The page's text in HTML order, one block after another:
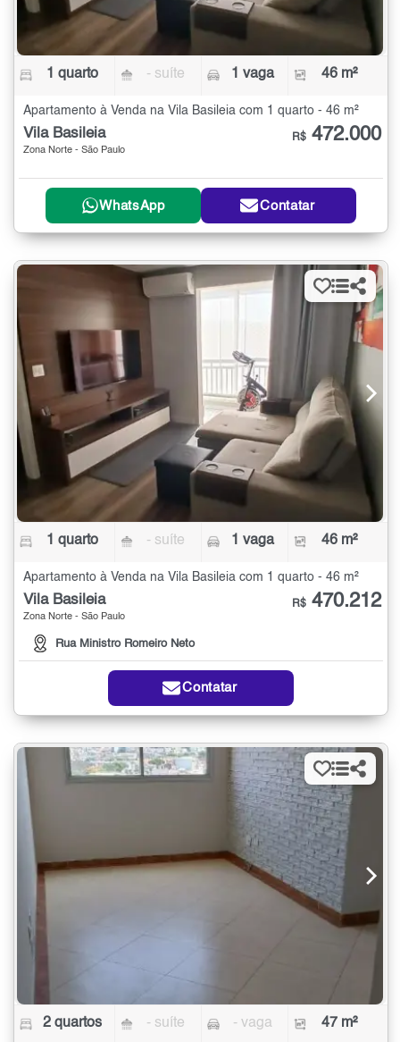
1 quarto - suíte 1 vaga 46 m²
Apartamento à Venda na Vila Basileia com 1 quarto - 46 m²
Vila Basileia
Zona Norte - São Paulo
R$ 472.000
WhatsApp Contatar
1 quarto - suíte 1 vaga 46 m²
Apartamento à Venda na Vila Basileia com 1 quarto - 46 m²
Vila Basileia
Zona Norte - São Paulo
Rua Ministro Romeiro Neto
R$ 470.212
Contatar
2 quartos - suíte - vaga 47 m²